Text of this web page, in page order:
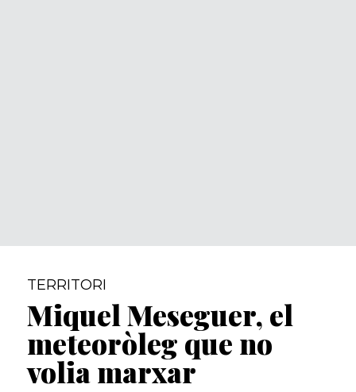
TERRITORI
Miquel Meseguer, el
meteoròleg que no
volia marxar